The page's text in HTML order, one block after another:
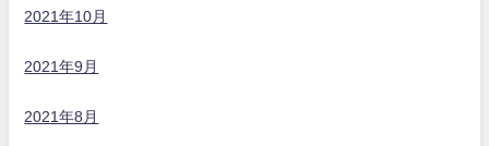
2021年10月
2021年9月
2021年8月